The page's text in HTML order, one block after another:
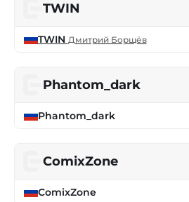
TWIN
TWIN Дмитрий Борщёв
Phantom_dark
Phantom_dark
ComixZone
ComixZone